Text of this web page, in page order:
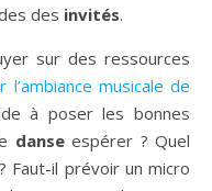
des invités.
sur des ressources
musicale de
à poser les bonnes
danseespérer ? Quel
Faut-il prévoir un micro